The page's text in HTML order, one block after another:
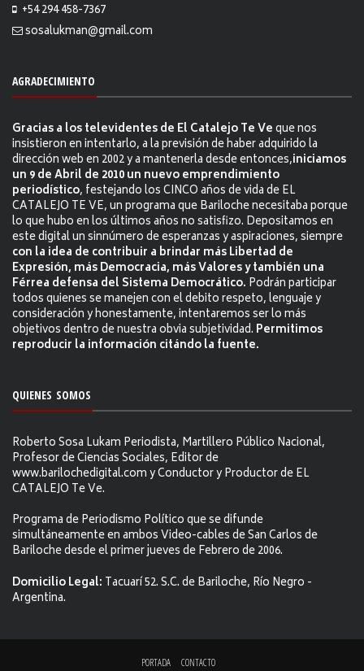
+54 294 458-7367
sosalukman@gmail.com
AGRADECIMIENTO
Gracias a los televidentes de El Catalejo Te Veque nos
insistieron en intentarlo, a la previsión de haber adquirido la
dirección web en 2002 y a mantenerla desde entonces,iniciamos
un 9 de Abril de 2010 un nuevo emprendimiento
periodístico, festejando los CINCO años de vida de EL
CATALEJO TE VE, un programa que Bariloche necesitaba porque
lo que hubo en los últimos años no satisfizo. Depositamos en
este digital un sinnúmero de esperanzas y aspiraciones, siempre
con la idea de contribuir a brindar más Libertad de
Expresión, más Democracia, más Valores y también una
Férrea defensa del Sistema Democrático. Podrán participar
todos quienes se manejen con el debito respeto, lenguaje y
consideración y honestamente, intentaremos ser lo más
objetivos dentro de nuestra obvia subjetividad. Permitimos
reproducir la información citándo la fuente.
QUIENES SOMOS
Roberto Sosa Lukam Periodista, Martillero Público Nacional,
Profesor de Ciencias Sociales, Editor de
www.barilochedigital.com y Conductor y Productor de EL
CATALEJO Te Ve.
Programa de Periodismo Político que se difunde
simultáneamente en ambos Video-cables de San Carlos de
Bariloche desde el primer jueves de Febrero de 2006.
Domicilio Legal: Tacuarí 52. S.C. de Bariloche, Río Negro -
Argentina.
PORTADA CONTACTO